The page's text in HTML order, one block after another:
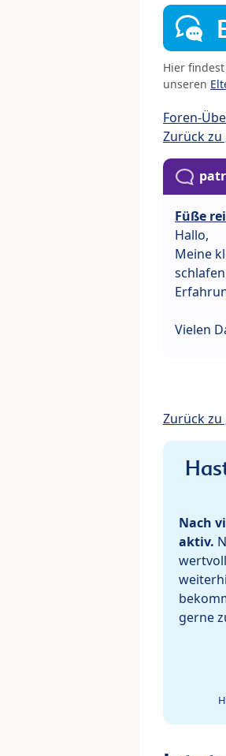
Hier
unseren
Foren-
Zurück zu
Füße
Hallo,
Meine
Vielen
Zurück zu
Nach
aktiv.
gerne